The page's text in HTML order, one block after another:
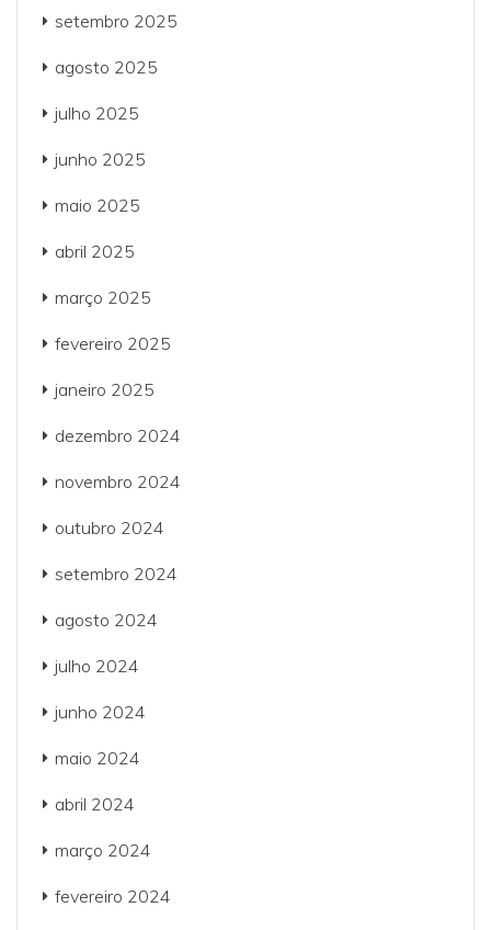
setembro 2025
agosto 2025
julho 2025
junho 2025
maio 2025
abril 2025
março 2025
fevereiro 2025
janeiro 2025
dezembro 2024
novembro 2024
outubro 2024
setembro 2024
agosto 2024
julho 2024
junho 2024
maio 2024
abril 2024
março 2024
fevereiro 2024